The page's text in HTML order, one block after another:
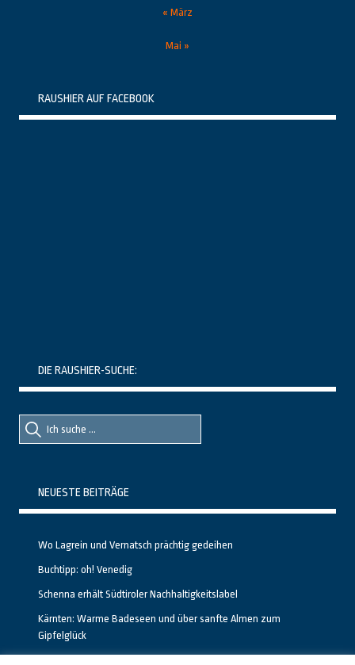
« März
Mai »
RAUSHIER AUF FACEBOOK
DIE RAUSHIER-SUCHE:
Suche
nach::
Suche
nach:
NEUESTE BEITRÄGE
Wo Lagrein und Vernatsch prächtig gedeihen
Buchtipp: oh! Venedig
Schenna erhält Südtiroler Nachhaltigkeitslabel
Kärnten: Warme Badeseen und über sanfte Almen zum
Gipfelglück